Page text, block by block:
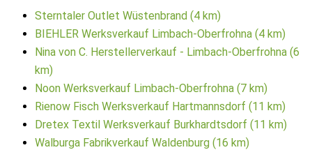
Sterntaler Outlet Wüstenbrand (4 km)
BIEHLER Werksverkauf Limbach-Oberfrohna (4 km)
Nina von C. Herstellerverkauf - Limbach-Oberfrohna (6
km)
Noon Werksverkauf Limbach-Oberfrohna (7 km)
Rienow Fisch Werksverkauf Hartmannsdorf (11 km)
Dretex Textil Werksverkauf Burkhardtsdorf (11 km)
Walburga Fabrikverkauf Waldenburg (16 km)